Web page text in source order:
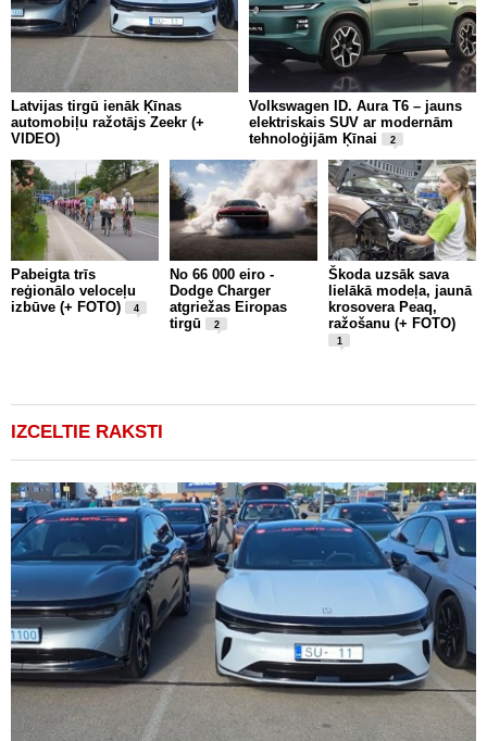
Latvijas tirgū ienāk Ķīnas
automobiļu ražotājs Zeekr (+
VIDEO)
Volkswagen ID. Aura T6 – jauns
elektriskais SUV ar modernām
tehnoloģijām Ķīnai
2
Pabeigta trīs
reģionālo veloceļu
izbūve (+ FOTO)
4
No 66 000 eiro -
Dodge Charger
atgriežas Eiropas
tirgū
2
Škoda uzsāk sava
lielākā modeļa, jaunā
krosovera Peaq,
ražošanu (+ FOTO)
1
IZCELTIE RAKSTI